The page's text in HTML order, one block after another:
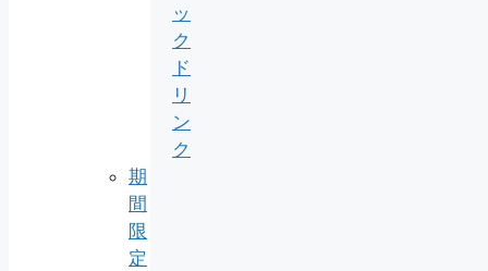
ッ
ク
ド
リ
ン
ク
期
間
限
定